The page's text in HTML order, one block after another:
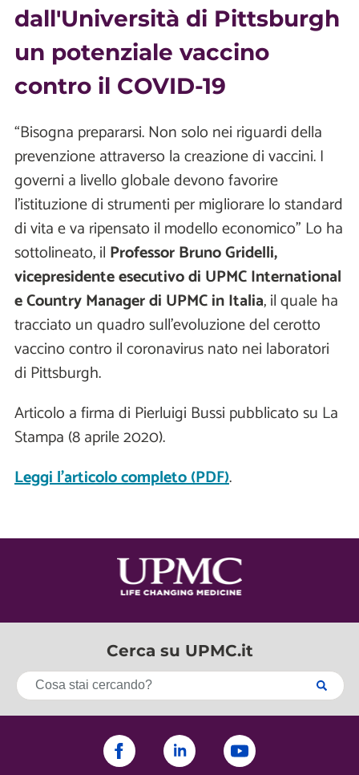
dall'Università di Pittsburgh
un potenziale vaccino
contro il COVID-19
“Bisogna prepararsi. Non solo nei riguardi della
prevenzione attraverso la creazione di vaccini. I
governi a livello globale devono favorire
l'istituzione di strumenti per migliorare lo standard
di vita e va ripensato il modello economico" Lo ha
sottolineato, il Professor Bruno Gridelli,
vicepresidente esecutivo di UPMC International
e Country Manager di UPMC in Italia, il quale ha
tracciato un quadro sull'evoluzione del cerotto
vaccino contro il coronavirus nato nei laboratori
di Pittsburgh.
Articolo a firma di Pierluigi Bussi pubblicato su La
Stampa (8 aprile 2020).
Leggi l'articolo completo (PDF).
Cerca su UPMC.it